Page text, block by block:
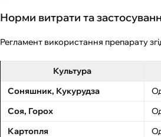
Норми витрати та
Регламент використання препарату
Культура
Соняшник, Кукурудза
Соя, Горох
Картопля